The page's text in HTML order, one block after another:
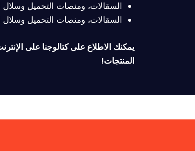
السقالات، ومنصات التحميل وسلال
السقالات، ومنصات التحميل وسلال
يمكنك الاطلاع على كتالوجنا على
المنتجات!